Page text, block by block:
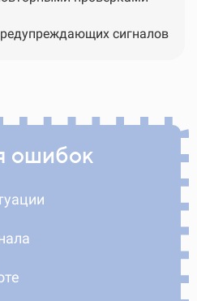
сигналов
ошибок